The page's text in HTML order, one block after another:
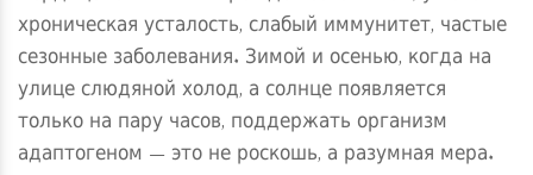
хроническая усталость, слабый иммунитет, частые
сезонные заболевания. Зимой и осенью, когда на
улице слюдяной холод, а солнце появляется
только на пару часов, поддержать организм
адаптогеном — это не роскошь, а разумная мера.